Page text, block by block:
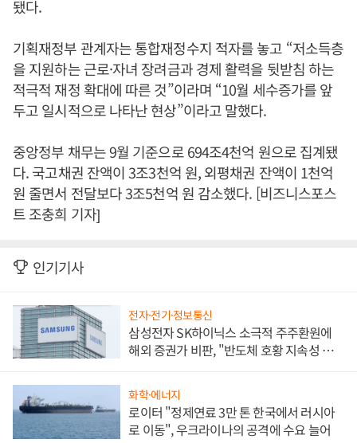
됐다.
기획재정부 관계자는 통합재정수지 적자를 놓고 “저소득층
을 지원하는 근로·자녀 장려금과 경제 활력을 뒷받침 하는
적극적 재정 확대에 따른 것”이라며 “10월 세수증가를 앞
두고 일시적으로 나타난 현상”이라고 말했다.
중앙정부 채무는 9월 기준으로 694조4천억 원으로 집계됐
다. 국고채권 잔액이 3조3천억 원, 외평채권 잔액이 1천억
원 줄면서 전달보다 3조5천억 원 감소했다. [비즈니스포스
트 조충희 기자]
인기기사
전자·전기·정보통신
삼성전자 SK하이닉스 소극적 주주환원에
해외 증권가 비판, "반도체 호황 지속성 의
화학·에너지
로이터 "정제연료 3만 톤 한국에서 러시아
로 이동", 우크라이나의 공격에 수요 늘어